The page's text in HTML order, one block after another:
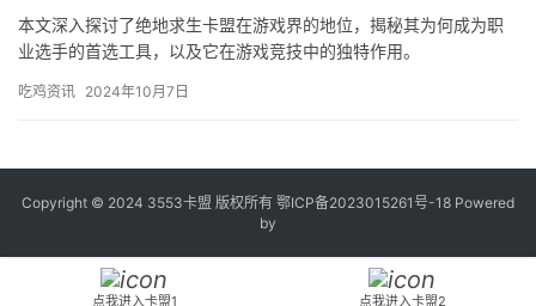
本文深入探讨了绝地求生卡盟在游戏界的地位，揭秘其为何成为职
业选手的首选工具，以及它在游戏竞技中的独特作用。
吃鸡资讯 2024年10月7日
Copyright © 2024 3553卡盟 版权所有 鄂ICP备2023015261号-18 Powered
by
点我进入卡盟1 点我进入卡盟2